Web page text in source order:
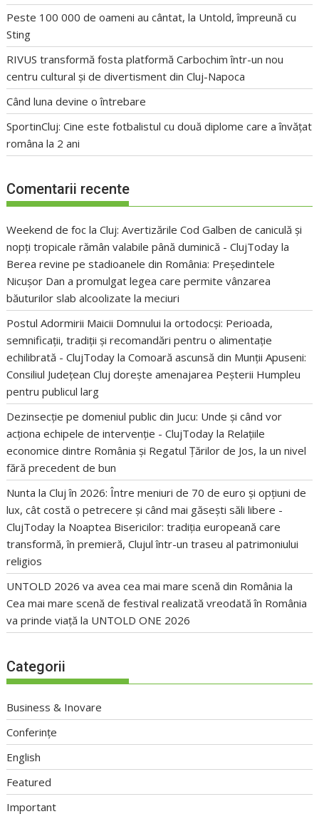
Peste 100 000 de oameni au cântat, la Untold, împreună cu
Sting
RIVUS transformă fosta platformă Carbochim într-un nou
centru cultural și de divertisment din Cluj-Napoca
Când luna devine o întrebare
SportinCluj: Cine este fotbalistul cu două diplome care a învățat
româna la 2 ani
Comentarii recente
Weekend de foc la Cluj: Avertizările Cod Galben de caniculă și
nopți tropicale rămân valabile până duminică - ClujToday la
Berea revine pe stadioanele din România: Președintele
Nicușor Dan a promulgat legea care permite vânzarea
băuturilor slab alcoolizate la meciuri
Postul Adormirii Maicii Domnului la ortodocși: Perioada,
semnificații, tradiții și recomandări pentru o alimentație
echilibrată - ClujToday laComoară ascunsă din Munții Apuseni:
Consiliul Județean Cluj dorește amenajarea Peșterii Humpleu
pentru publicul larg
Dezinsecție pe domeniul public din Jucu: Unde și când vor
acționa echipele de intervenție - ClujToday la Relațiile
economice dintre România și Regatul Țărilor de Jos, la un nivel
fără precedent de bun
Nunta la Cluj în 2026: Între meniuri de 70 de euro și opțiuni de
lux, cât costă o petrecere și când mai găsești săli libere -
ClujToday la Noaptea Bisericilor: tradiția europeană care
transformă, în premieră, Clujul într-un traseu al patrimoniului
religios
UNTOLD 2026 va avea cea mai mare scenă din România la
Cea mai mare scenă de festival realizată vreodată în România
va prinde viață la UNTOLD ONE 2026
Categorii
Business & Inovare
Conferințe
English
Featured
Important